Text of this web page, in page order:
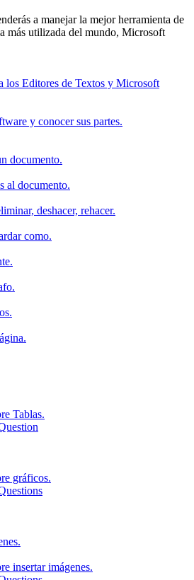
a manejar la mejor herramienta de
más utilizada del mundo, Microsoft
los Editores de Textos y Microsoft
y conocer sus partes.
documento.
al documento.
deshacer, rehacer.
como.
Tablas.
gráficos.
insertar imágenes.